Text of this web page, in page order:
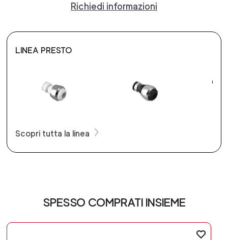
Richiedi informazioni
LINEA PRESTO
Scopri tutta la linea
SPESSO COMPRATI INSIEME